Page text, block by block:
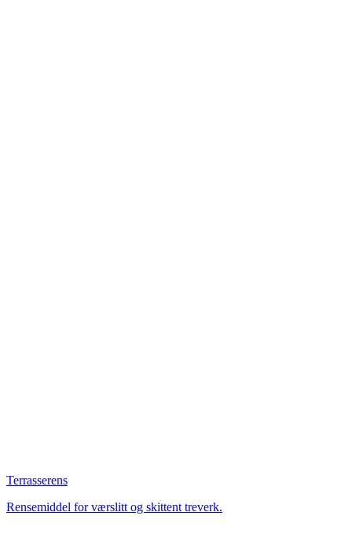
Terrasserens
Rensemiddel for værslitt og skittent treverk.